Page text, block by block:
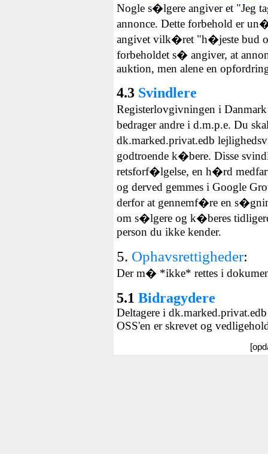
Nogle s�lgere angiver et "Jeg
annonce. Dette forbehold er
angivet vilk�ret "h�jeste bud
forbeholdet s� angiver, at
auktion, men alene en
4.3 Svindlere
Registerlovgivningen i
bedrager andre i d.m.p.e. Du
dk.marked.privat.edb
godtroende k�bere. Disse
retsforf�lgelse, en h�rd
og derved gemmes i Google
derfor at gennemf�re en
om s�lgere og k�beres
person du ikke kender.
5. Ophavsrettigheder:
Der m� *ikke* rettes i
5.1 Bidragydere
Deltagere i
OSS'en er skrevet og